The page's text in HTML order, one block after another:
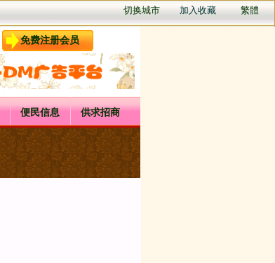
切换城市 加入收藏 繁體
免费注册会员
便民信息 供求招商